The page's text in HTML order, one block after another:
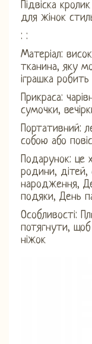
Підвіска
для жінок
: :
Матеріал:
тканина, яку
іграшка
Прикраса:
сумочки,
Портативний:
собою або
Подарунок: це
родини, дітей,
народження,
подяки, День
Особливості:
потягнути,
ніжок